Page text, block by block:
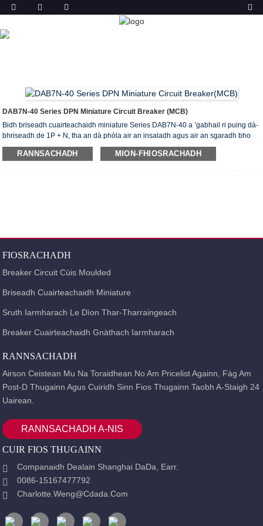
TORADH
DAB7N-40 Series DPN Miniature Circuit Breaker (MCB)
Bidh briseadh cuairteachaidh miniature Series DAB7N-40 a ’gabhail ri puing dà-
bhriseadh de 1P + N, tha an dà phòla air an insaladh agus air an sgaradh bho
chèile, fo obrachadh sioncronaich, bidh N-pòla an-còmhnaidh a’ dèanamh a
’chiad agus a’ briseadh nas fhaide air adhart, a tha a ’gealltainn comas briseadh
RANNSACHADH MION-FHIOSRACHADH
FIOSRACHADH
Breaker Circuit Cùis Moulded
Briseadh Cuairteachaidh Miniature
Sruth Iarmharach Le Dìon Thar-Tharraingeach
Breaker Cuairteachaidh Gnàthach Iarmharach
RANNSACHADH
Airson Ceistean Mu Na Toraidhean No Am Pricelist Againn, Fàg Am
Post-D Thugainn Agus Cuiridh Sinn Fios Thugainn Taobh A-Staigh 24
Uairean.
RANNSACHADH A-NIS
CUIR FIOS THUGAINN
Companaidh Dealain Shanghai DaDa, Earr.
0086-15167477792
Charlotte.weng@cdada.com